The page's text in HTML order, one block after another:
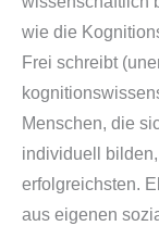
wie die
Frei schreibt
Menschen, die
individuell
erfolgreichsten.
aus eigenen